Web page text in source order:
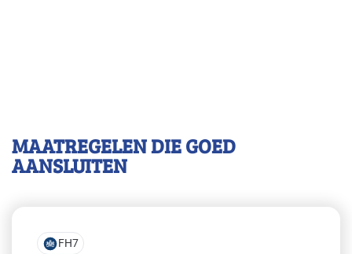
MAATREGELEN DIE GOED
AANSLUITEN
FH7